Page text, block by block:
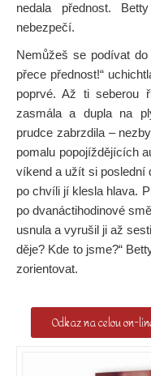
nedala přednost.
nebezpečí.
Nemůžeš se podívat
přece přednost!“
poprvé. Až ti seberou
zasmála a dupla na
prudce zabrzdila –
pomalu popojíždějících
víkend a užít si poslední
po chvíli jí klesla hlava.
po dvanáctihodinové
usnula a vyrušil ji až
děje? Kde to jsme?“
zorientovat.
Odkaz na celou on-